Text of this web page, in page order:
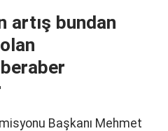
artış bundan
Başkanı Mehmet